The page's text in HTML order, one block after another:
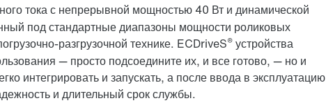
тока с непрерывной мощностью 40 Вт и динамической
под стандартные диапазоны мощности роликовых
разгрузочной технике. ECDriveS® устройства
— просто подсоедините их, и все готово, — но и
интегрировать и запускать, а после ввода в эксплуатацию
и длительный срок службы.